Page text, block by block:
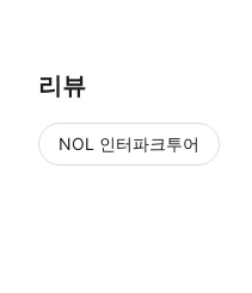
리뷰
NOL 인터파크투어